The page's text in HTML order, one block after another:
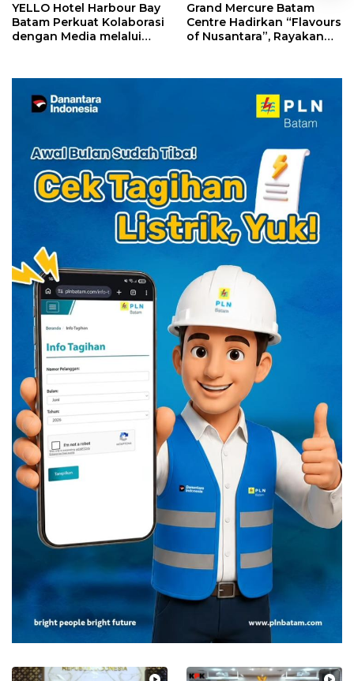
YELLO Hotel Harbour Bay
Batam Perkuat Kolaborasi
dengan Media melalui
Grand Mercure Batam
Centre Hadirkan “Flavours
of Nusantara”, Rayakan